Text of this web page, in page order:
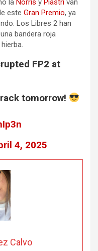
la Norris y Piastri van
este Gran Premio, ya
Los Libres 2 han
bandera roja
FP2 at
tomorrow!
4, 2025
Calvo